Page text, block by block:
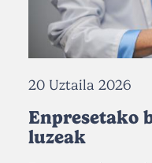
20 Uztaila 2026
Enpresetako
luzeak